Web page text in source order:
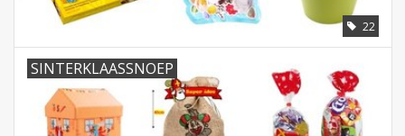
22
SINTERKLAASSNOEP